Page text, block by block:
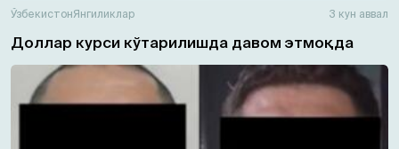
ЎзбекистонЯнгиликлар 3 кун аввал
Доллар курси кўтарилишда давом этмоқда